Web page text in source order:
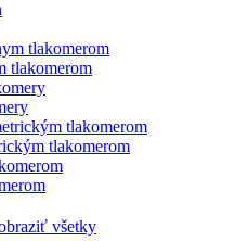
tlakomerom
tlakomerom
všetky